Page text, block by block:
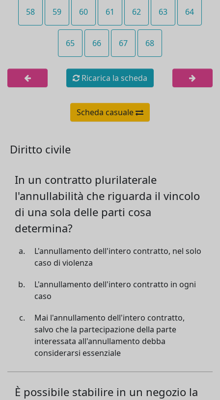
58 59 60 61 62 63 64
65 66 67 68
Ricarica la scheda
Scheda casuale
Diritto civile
In un contratto plurilaterale
l'annullabilità che riguarda il vincolo
di una sola delle parti cosa
determina?
L'annullamento dell'intero contratto, nel solo
caso di violenza
L'annullamento dell'intero contratto in ogni
caso
Mai l'annullamento dell'intero contratto,
salvo che la partecipazione della parte
interessata all'annullamento debba
considerarsi essenziale
È possibile stabilire in un negozio la